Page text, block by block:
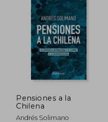
40%
dcto.
Pensiones a la
Chilena
Andrés Solimano